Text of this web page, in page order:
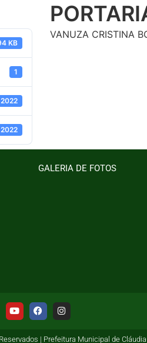
KB
1
VANUZA CRISTINA
GALERIA DE FOTOS
| Prefeitura Municipal de